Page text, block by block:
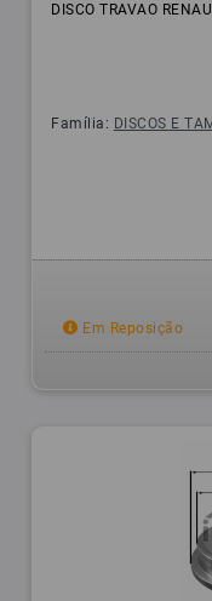
DISCO TRAVAO
Família: DISCOS E
Em Reposição